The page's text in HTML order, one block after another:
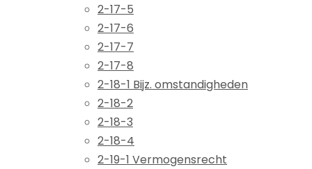
2-17-5
2-17-6
2-17-7
2-17-8
2-18-1 Bijz. omstandigheden
2-18-2
2-18-3
2-18-4
2-19-1 Vermogensrecht